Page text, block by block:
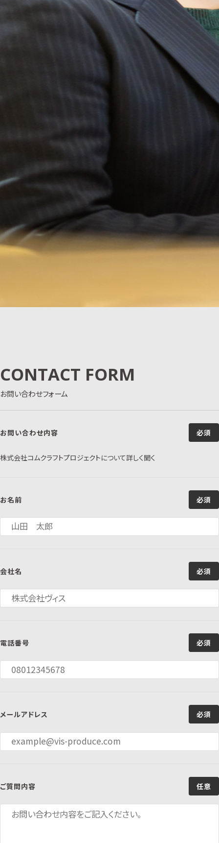
CONTACT FORM
お問い合わせフォーム
お問い合わせ内容 必須
株式会社コムクラフトプロジェクトについて詳しく聞く
お名前 必須
会社名 必須
電話番号 必須
メールアドレス 必須
ご質問内容 任意